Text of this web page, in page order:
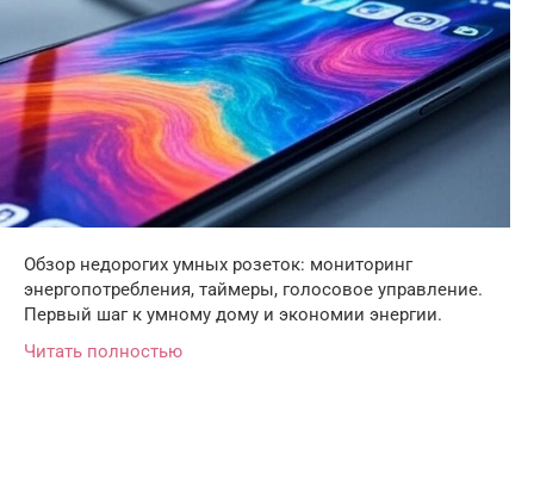
Обзор недорогих умных розеток: мониторинг
энергопотребления, таймеры, голосовое управление.
Первый шаг к умному дому и экономии энергии.
Читать полностью